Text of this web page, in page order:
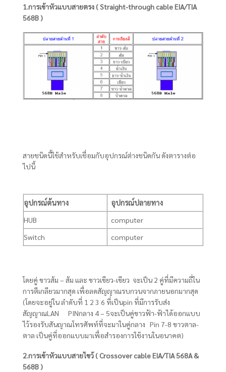
1.การเข้าหัวแบบสายตรง ( Straight-through cable EIA/TIA
568B )
สายชนิดนี้ใช้สำหรับเชื่อมกับอุปกรณ์ต่างชนิดกัน ดังตารางต่อ
ไปนี้
อุปกรณ์ต้นทาง
อุปกรณ์ปลายทาง
HUB
computer
Switch
computer
โดยคู่ ขาวส้ม – ส้ม และ ขาวเขียว-เขียว จะเป็น 2 คู่ที่มีความถี่ใน
การตีเกลียวมากสุด เพื่อลดสัญญาณรบกวนจากภายนอกมากสุด
(โดยจะอยู่ใน ลำดับที่ 1 2 3 6 ที่เป็นpin ที่มีการรับส่ง
สัญญาณLAN PINกลาง 4 – 5จะเป็นคู่ขาวฟ้า-ฟ้าได้ออกแบบ
ไว้รองรับสันญาณโทรศัพท์ที่จะมาในคู่กลาง Pin 7-8 ขาวตาล-
ตาล เป็นคู่ที่ออกแบบมาเพื่อสำรองการใช้งานในอนาคต)
2.การเข้าหัวแบบสายไขว้ ( Crossover cable EIA/TIA 568A &
568B )